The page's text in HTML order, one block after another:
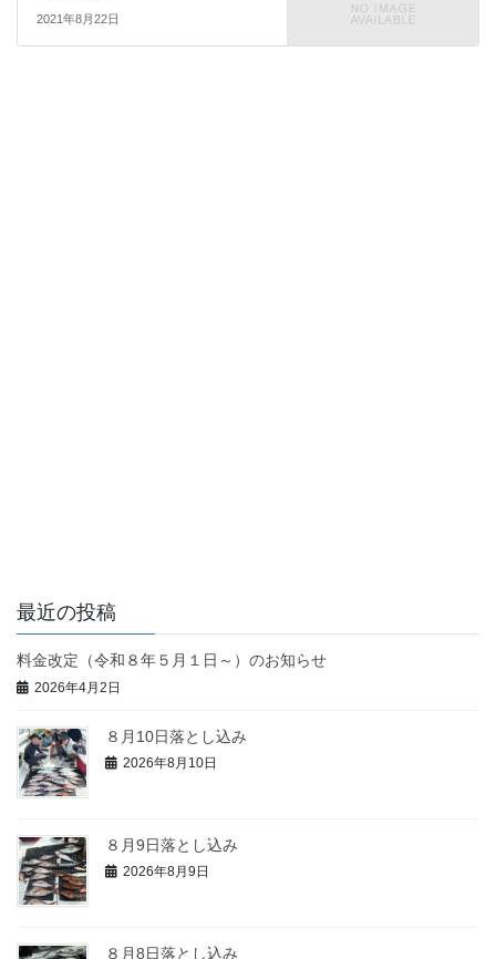
2021年8月22日
最近の投稿
料金改定（令和８年５月１日～）のお知らせ
2026年4月2日
８月10日落とし込み
2026年8月10日
８月9日落とし込み
2026年8月9日
８月8日落とし込み